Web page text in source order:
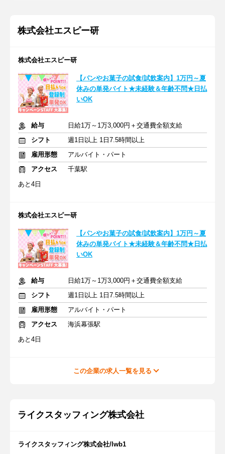
株式会社エスピー研
株式会社エスピー研
【パンやお菓子の試食/試飲案内】1万円～夏
休みの単発バイト★未経験＆年齢不問★日払
いOK
給与
日給1万～1万3,000円＋交通費全額支給
シフト
週1日以上 1日7.5時間以上
雇用形態
アルバイト・パート
アクセス
千葉駅
あと4日
株式会社エスピー研
【パンやお菓子の試食/試飲案内】1万円～夏
休みの単発バイト★未経験＆年齢不問★日払
いOK
給与
日給1万～1万3,000円＋交通費全額支給
シフト
週1日以上 1日7.5時間以上
雇用形態
アルバイト・パート
アクセス
海浜幕張駅
あと4日
この企業の求人一覧を見る
ライクスタッフィング株式会社
ライクスタッフィング株式会社/lwb1